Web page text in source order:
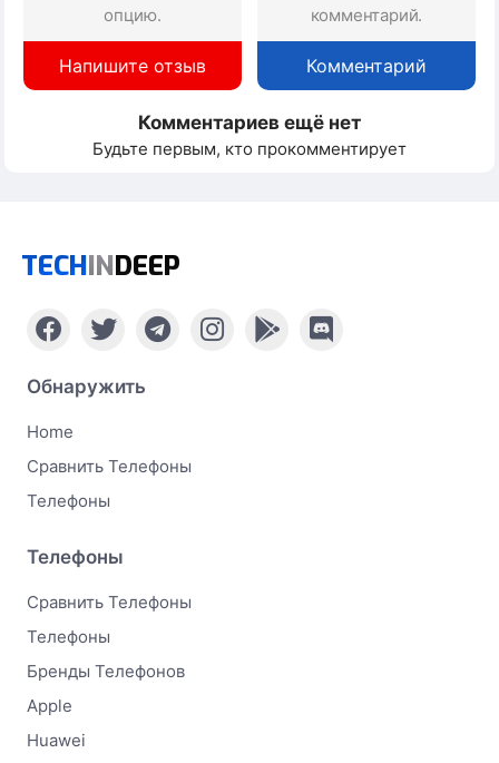
опцию.
Напишите отзыв
комментарий.
Комментарий
Комментариев ещё нет
Будьте первым, кто прокомментирует
TECHINDEEP
Обнаружить
Home
Сравнить Телефоны
Телефоны
Телефоны
Сравнить Телефоны
Телефоны
Бренды Телефонов
Apple
Huawei